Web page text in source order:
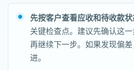
先按客户查看应收和待收款
关键检查点。建议先确认这一
再继续下一步。如果发现偏
进。